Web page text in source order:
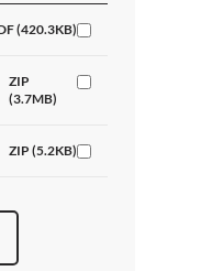
(420.3KB)
ZIP
(3.7MB)
ZIP (5.2KB)